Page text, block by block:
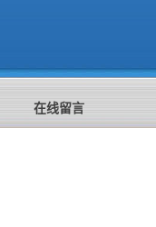
在线留言